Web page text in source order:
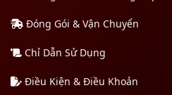
Đóng Gói & Vận Chuyển
Chỉ Dẫn Sử Dụng
Điều Kiện & Điều Khoản